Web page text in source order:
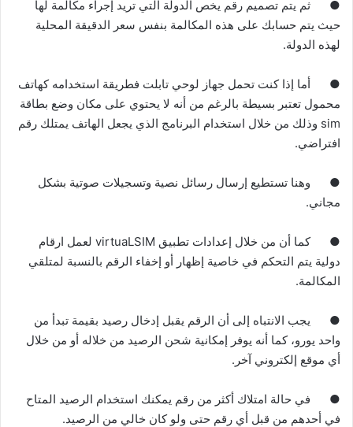
● ثم يتم تصميم رقم يخص الدولة التي تريد إجراء مكالمة لها
حيث يتم حسابك على هذه المكالمة بنفس سعر الدقيقة المحلية
لهذه الدولة.
● أما إذا كنت تحمل جهاز لوحي تابلت فطريقة استخدامه كهاتف
محمول تعتبر بسيطة بالرغم من أنه لا يحتوي على مكان وضع بطاقة
sim وذلك من خلال استخدام البرنامج الذي يجعل الهاتف يمتلك رقم
افتراضي.
● وهنا تستطيع إرسال رسائل نصية وتسجيلات صوتية بشكل
مجاني.
●
كما أن من خلال إعدادات تطبيق virtuaLSIM لعمل ارقام
دولية يتم التحكم في خاصية إظهار أو إخفاء الرقم بالنسبة لمتلقي
المكالمة.
● يجب الانتباه إلى أن الرقم يقبل إدخال رصيد بقيمة تبدأ من
واحد يورو، كما أنه يوفر إمكانية شحن الرصيد من خلاله أو من خلال
أي موقع إلكتروني آخر .
● في حالة امتلاك أكثر من رقم يمكنك استخدام الرصيد المتاح
في أحدهم من قبل أي رقم حتى ولو كان خالي من الرصيد.